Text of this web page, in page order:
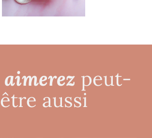
aimerez peut-
être aussi